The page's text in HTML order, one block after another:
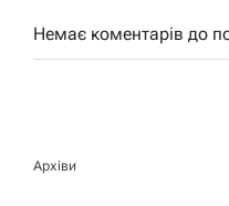
Немає коментарів до
Архіви